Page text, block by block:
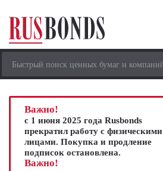
Важно!
с 1 июня 2025 года Rusbonds
прекратил работу с физическими
лицами. Покупка и продление
подписок остановлена.
Важно!